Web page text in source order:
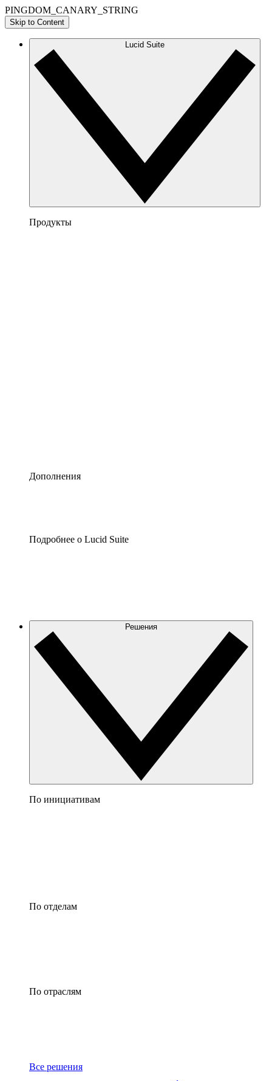
PINGDOM_CANARY_STRING
Skip to Content
Lucid Suite
Продукты
Дополнения
Подробнее о Lucid Suite
Решения
По инициативам
По отделам
По отраслям
Все решения